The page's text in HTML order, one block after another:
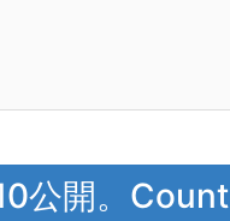
公開。Count